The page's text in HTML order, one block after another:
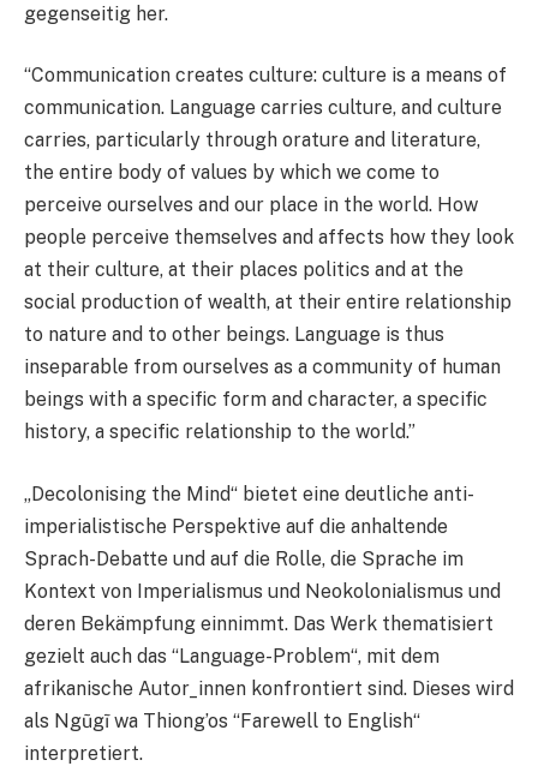
gegenseitig her.
“Communication creates culture: culture is a means of
communication. Language carries culture, and culture
carries, particularly through orature and literature,
the entire body of values by which we come to
perceive ourselves and our place in the world. How
people perceive themselves and affects how they look
at their culture, at their places politics and at the
social production of wealth, at their entire relationship
to nature and to other beings. Language is thus
inseparable from ourselves as a community of human
beings with a specific form and character, a specific
history, a specific relationship to the world.”
„Decolonising the Mind“ bietet eine deutliche anti-
imperialistische Perspektive auf die anhaltende
Sprach-Debatte und auf die Rolle, die Sprache im
Kontext von Imperialismus und Neokolonialismus und
deren Bekämpfung einnimmt. Das Werk thematisiert
gezielt auch das “Language-Problem“, mit dem
afrikanische Autor_innen konfrontiert sind. Dieses wird
als Ngũgĩ wa Thiong’os “Farewell to English“
interpretiert.